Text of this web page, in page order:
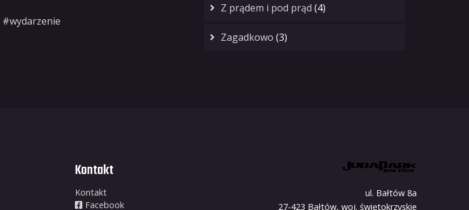
#wydarzenie
Z prądem i pod prąd (4)
Zagadkowo (3)
Kontakt
Kontakt
Facebook
ul. Bałtów 8a
27-423 Bałtów, woj. świętokrzyskie